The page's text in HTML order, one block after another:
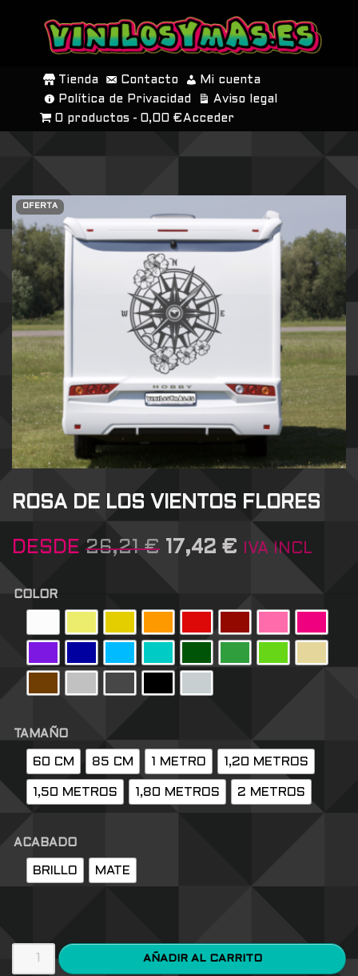
SALTAR
CONTENIDO
Tienda Contacto
Mi cuenta
Política de Privacidad
Aviso legal
0 productos
0,00 € Acceder
OFERTA
ROSA DE LOS VIENTOS FLORES
DESDE 26,21€ 17,42 € IVA INCL
COLOR
TAMAÑO
60 CM 85 CM 1 METRO 1,20 METROS
1,50 METROS 1,80 METROS 2 METROS
ACABADO
BRILLO MATE
AÑADIR AL CARRITO